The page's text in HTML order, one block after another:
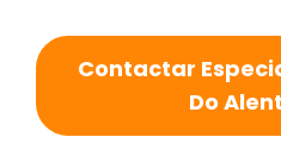
Contactar
Do